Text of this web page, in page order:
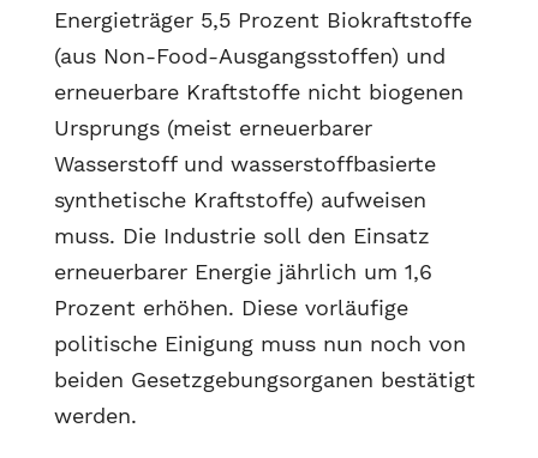
Energieträger 5,5 Prozent Biokraftstoffe
(aus Non-Food-Ausgangsstoffen) und
erneuerbare Kraftstoffe nicht biogenen
Ursprungs (meist erneuerbarer
Wasserstoff und wasserstoffbasierte
synthetische Kraftstoffe) aufweisen
muss. Die Industrie soll den Einsatz
erneuerbarer Energie jährlich um 1,6
Prozent erhöhen. Diese vorläufige
politische Einigung muss nun noch von
beiden Gesetzgebungsorganen bestätigt
werden.